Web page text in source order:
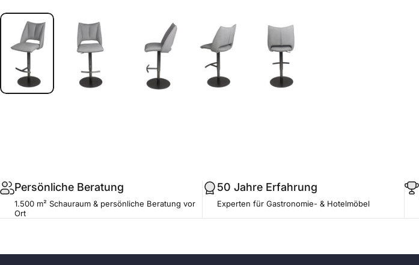
Persönliche Beratung
1.500 m² Schauraum & persönliche Beratung vor
Ort
50 Jahre Erfahrung
Experten für Gastronomie- & Hotelmöbel